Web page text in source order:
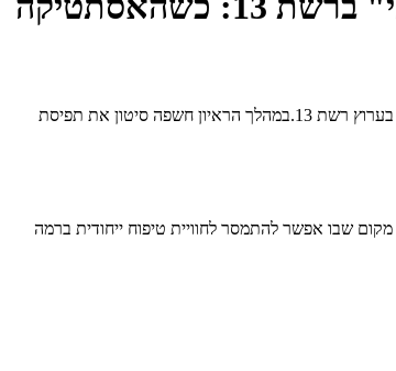
מלי סיטון, קוסמטיקאית קלינית, בעלת הקליניקה היוקרתית "מלי – בית לאסתטיקה" במודיעין ו־מנטורית הביוטי של ישראל, התארחה לאחרונה בתוכנית "מילון היופי" בערוץ רשת 13.במהלך הראיון חשפה סיטון את תפיסת
מז'ורנל – מקום שבו אפשר להתמסר לחוויית טיפוח ייחודית ברמה